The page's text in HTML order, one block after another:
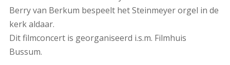
Berry van Berkum bespeelt het Steinmeyer orgel in de
kerk aldaar.
Dit filmconcert is georganiseerd i.s.m. Filmhuis
Bussum.